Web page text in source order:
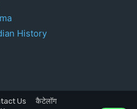
History
Us
कैटेलॉग